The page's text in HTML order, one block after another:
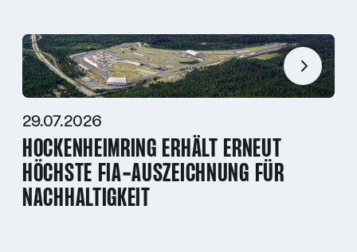
29.07.2026
HOCKENHEIMRING ERHÄLT ERNEUT
HÖCHSTE FIA-AUSZEICHNUNG FÜR
NACHHALTIGKEIT